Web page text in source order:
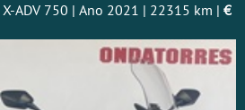
ADV 750 | Ano 2021 | 22315 km | €